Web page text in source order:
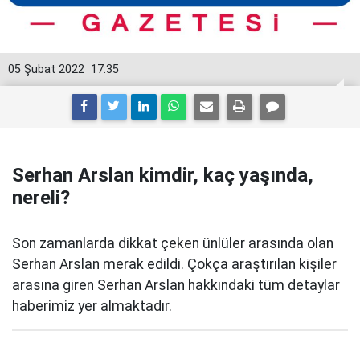
17:35
05 Şubat 2022
Serhan Arslan kimdir, kaç yaşında,
nereli?
Son zamanlarda dikkat çeken ünlüler arasında olan
Serhan Arslan merak edildi. Çokça araştırılan kişiler
arasına giren Serhan Arslan hakkındaki tüm detaylar
haberimiz yer almaktadır.